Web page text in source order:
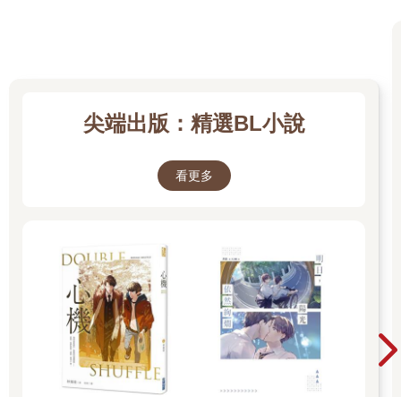
尖端出版：精選BL小說
看更多